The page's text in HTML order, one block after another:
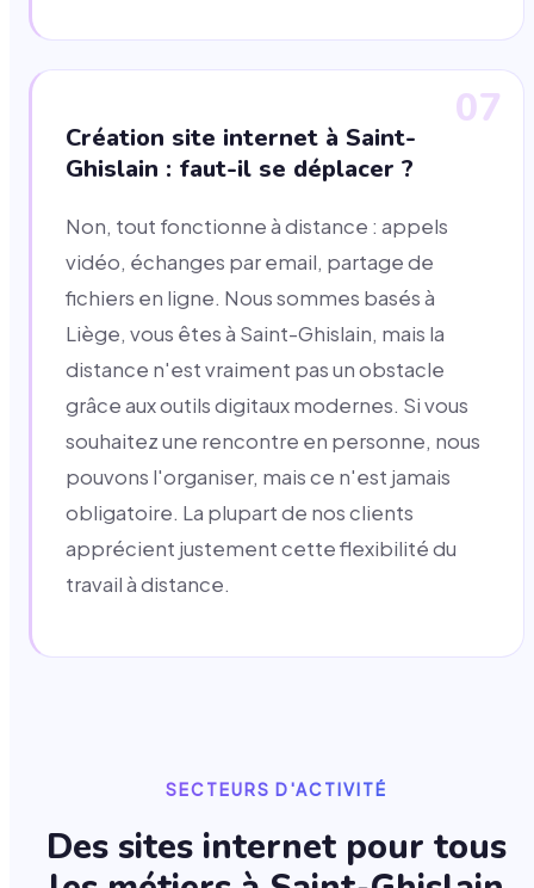
07
Création site internet à Saint-
Ghislain : faut-il se déplacer ?
Non, tout fonctionne à distance : appels
vidéo, échanges par email, partage de
fichiers en ligne. Nous sommes basés à
Liège, vous êtes à Saint-Ghislain, mais la
distance n'est vraiment pas un obstacle
grâce aux outils digitaux modernes. Si vous
souhaitez une rencontre en personne, nous
pouvons l'organiser, mais ce n'est jamais
obligatoire. La plupart de nos clients
apprécient justement cette flexibilité du
travail à distance.
SECTEURS D'ACTIVITÉ
Des sites internet pour tous